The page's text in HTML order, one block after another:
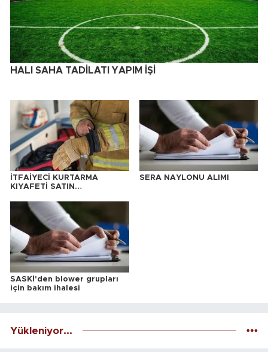
HALI SAHA TADİLATI YAPIM İŞİ
İTFAİYECİ KURTARMA
KIYAFETİ SATIN
SERA NAYLONU ALIMI
SASKİ'den blower grupları
için bakım ihalesi
Yükleniyor...